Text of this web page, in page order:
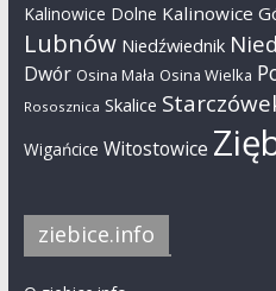
Kalinowice Dolne Kalinowice
Lubnów Niedźwiednik
Dwór Osina Mała Osina Wielka
Rososznica Skalice
Wigańcice Witostowice
ziebice.info